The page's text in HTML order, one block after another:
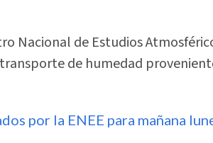
Nacional de Estudios
de humedad
por la ENEE para mañana